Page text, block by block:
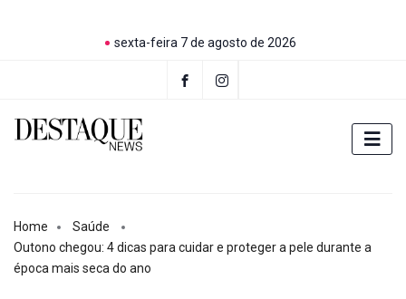
sexta-feira 7 de agosto de 2026
Home
Saúde
Outono chegou: 4 dicas para cuidar e proteger a pele durante a
época mais seca do ano